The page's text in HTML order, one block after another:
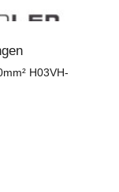
H03VH-